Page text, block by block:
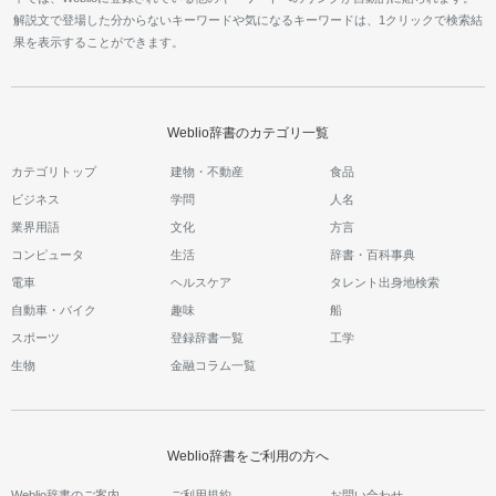
解説文で登場した分からないキーワードや気になるキーワードは、1クリックで検索結
果を表示することができます。
Weblio辞書のカテゴリ一覧
カテゴリトップ 建物・不動産 食品
ビジネス 学問 人名
業界用語 文化 方言
コンピュータ 生活 辞書・百科事典
電車 ヘルスケア タレント出身地検索
自動車・バイク 趣味 船
スポーツ 登録辞書一覧 工学
生物 金融コラム一覧
Weblio辞書をご利用の方へ